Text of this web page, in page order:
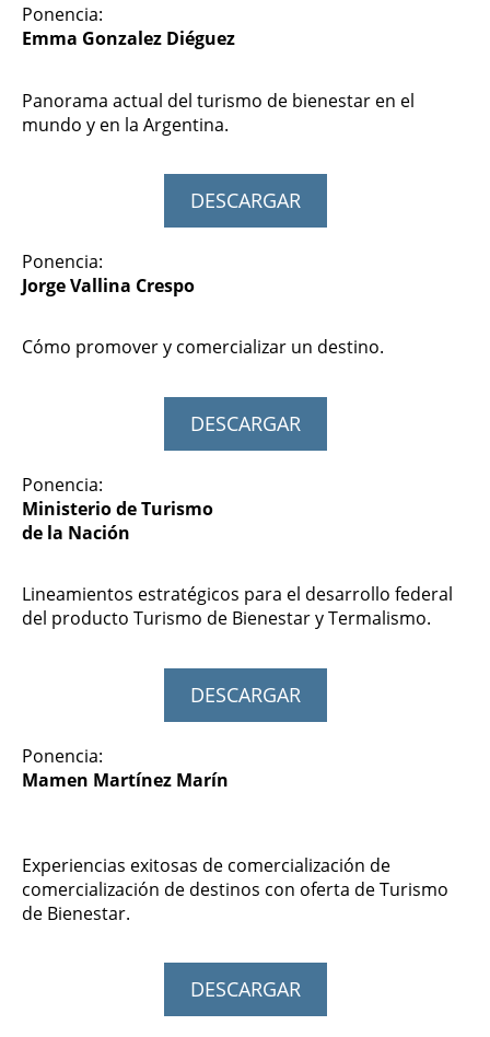
Ponencia:
Emma Gonzalez Diéguez
Panorama actual del turismo de bienestar en el
mundo y en la Argentina.
DESCARGAR
Ponencia:
Jorge Vallina Crespo
Cómo promover y comercializar un destino.
DESCARGAR
Ponencia:
Ministerio de Turismo
de la Nación
Lineamientos estratégicos para el desarrollo federal
del producto Turismo de Bienestar y Termalismo.
DESCARGAR
Ponencia:
Mamen Martínez Marín
Experiencias exitosas de comercialización de
comercialización de destinos con oferta de Turismo
de Bienestar.
DESCARGAR